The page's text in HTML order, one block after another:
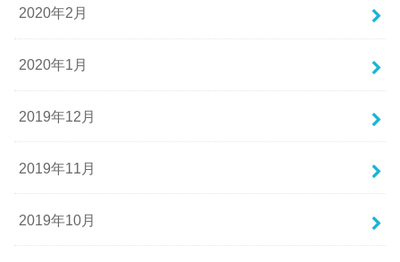
2020年2月
2020年1月
2019年12月
2019年11月
2019年10月